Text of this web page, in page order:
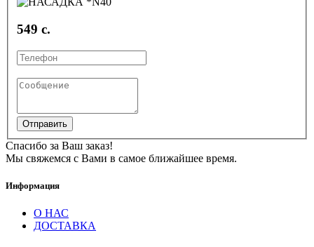
549 с.
Отправить
Спасибо за Ваш заказ!
Мы свяжемся с Вами в самое ближайшее время.
Информация
О НАС
ДОСТАВКА